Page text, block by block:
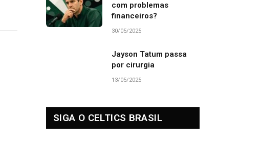
com problemas
financeiros?
30/05/2025
Jayson Tatum passa
por cirurgia
13/05/2025
SIGA O CELTICS BRASIL